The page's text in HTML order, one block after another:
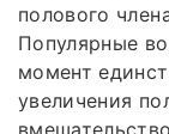
полового
Популярные
момент
увеличения